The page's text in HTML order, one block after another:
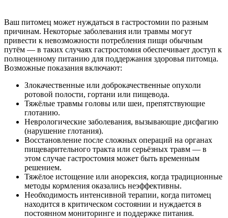
Ваш питомец может нуждаться в гастростомии по разным
причинам. Некоторые заболевания или травмы могут
привести к невозможности потребления пищи обычным
путём — в таких случаях гастростомия обеспечивает доступ к
полноценному питанию для поддержания здоровья питомца.
Возможные показания включают:
Злокачественные или доброкачественные опухоли
ротовой полости, гортани или пищевода.
Тяжёлые травмы головы или шеи, препятствующие
глотанию.
Неврологические заболевания, вызывающие дисфагию
(нарушение глотания).
Восстановление после сложных операций на органах
пищеварительного тракта или серьёзных травм — в
этом случае гастростомия может быть временным
решением.
Тяжёлое истощение или анорексия, когда традиционные
методы кормления оказались неэффективны.
Необходимость интенсивной терапии, когда питомец
находится в критическом состоянии и нуждается в
постоянном мониторинге и поддержке питания.